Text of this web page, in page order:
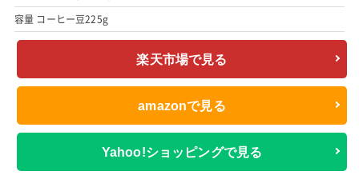
容量 コーヒー豆225g
楽天市場で見る
amazonで見る
Yahoo!ショッピングで見る